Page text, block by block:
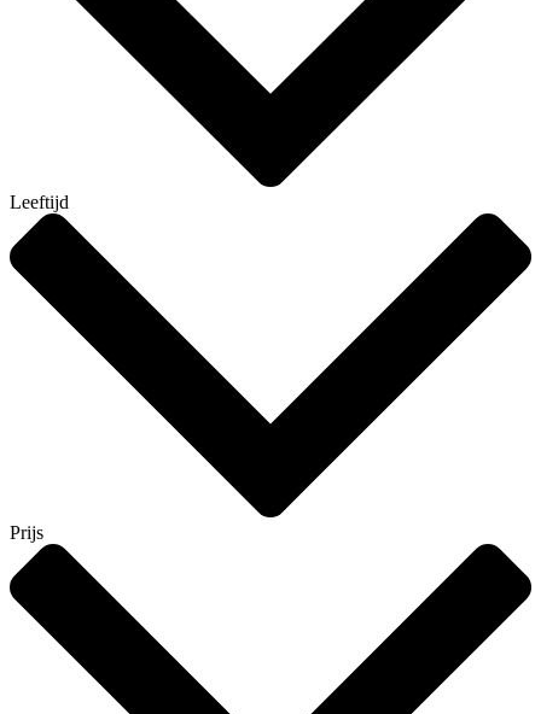
Leeftijd
Prijs